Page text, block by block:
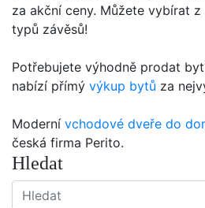
za akční ceny. Můžete vybírat
typů závěsů!
Potřebujete výhodně prodat
nabízí přímý výkup bytů za
Moderní vchodové dveře do
česká firma Perito.
Hledat